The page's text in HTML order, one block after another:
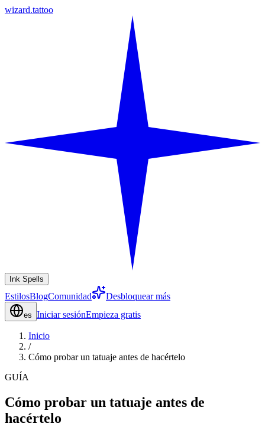
wizard.tattoo
Ink Spells
EstilosBlogComunidad Desbloquear más
es Iniciar sesiónEmpieza gratis
Inicio
/
Cómo probar un tatuaje antes de hacértelo
GUÍA
Cómo probar un tatuaje antes de
hacértelo